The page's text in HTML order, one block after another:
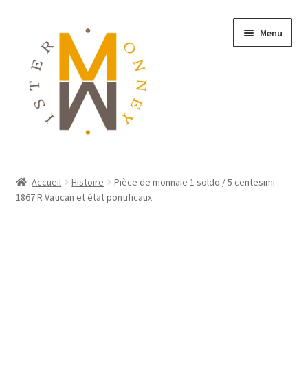
Menu
MONNAIES
Accueil Histoire
Pièce de monnaie 1 soldo / 5 centesimi
1867 R Vatican et état pontificaux